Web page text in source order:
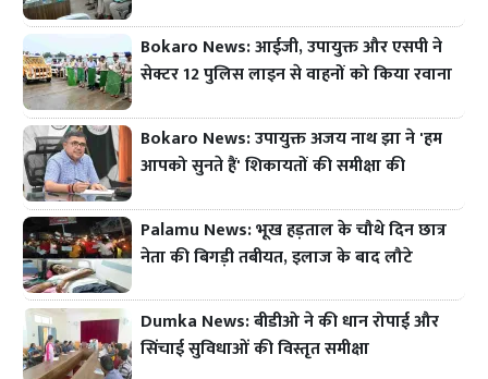
Bokaro News: आईजी, उपायुक्त और एसपी ने
सेक्टर 12 पुलिस लाइन से वाहनों को किया रवाना
Bokaro News: उपायुक्त अजय नाथ झा ने 'हम
आपको सुनते हैं' शिकायतों की समीक्षा की
Palamu News: भूख हड़ताल के चौथे दिन छात्र
नेता की बिगड़ी तबीयत, इलाज के बाद लौटे
Dumka News: बीडीओ ने की धान रोपाई और
सिंचाई सुविधाओं की विस्तृत समीक्षा